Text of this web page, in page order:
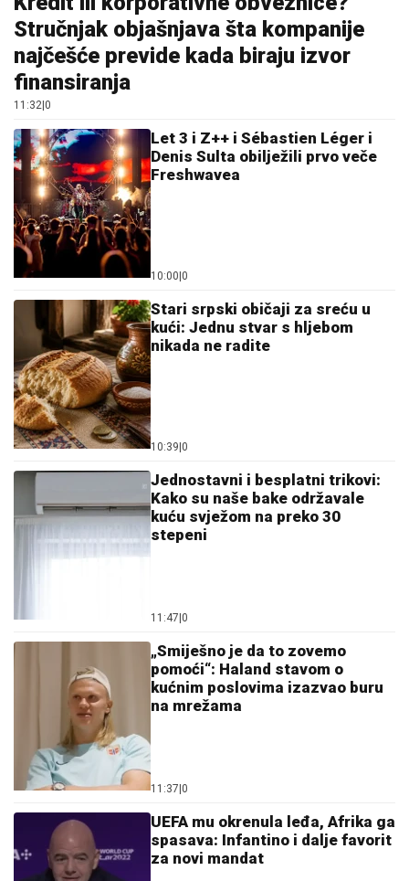
Stručnjak objašnjava šta kompanije
najčešće previde kada biraju izvor
finansiranja
11:32 0
Let 3 i Z++ i Sébastien Léger i
Denis Sulta obilježili prvo veče
Freshwavea
10:00 0
Stari srpski običaji za sreću u
kući: Jednu stvar s hljebom
nikada ne radite
10:39 0
Jednostavni i besplatni trikovi:
Kako su naše bake održavale
kuću svježom na preko 30
stepeni
11:47 0
„Smiješno je da to zovemo
pomoći“: Haland stavom o
kućnim poslovima izazvao buru
na mrežama
11:37 0
UEFA mu okrenula leđa, Afrika ga
spasava: Infantino i dalje favorit
za novi mandat